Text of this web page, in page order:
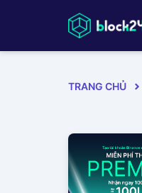
TRANG CHỦ